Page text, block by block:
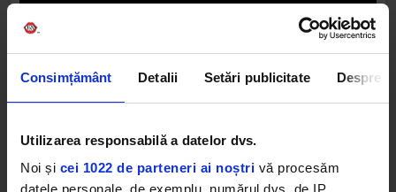
Consimțământ Detalii Setări publicitate Despre
Utilizarea responsabilă a datelor dvs.
Noi și cei 1022 de parteneri ai noștri vă procesăm
datele personale, de exemplu, numărul dvs. de IP,
Robin Williams - Friend Like Me